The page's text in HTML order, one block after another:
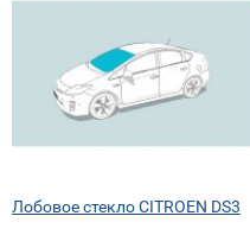
Лобовое стекло CITROEN DS3